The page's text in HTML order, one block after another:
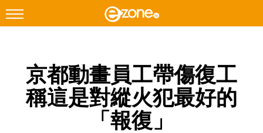
Facebook Instagram
科技焦點
京都動畫員工帶傷復工
稱這是對縱火犯最好的
「報復」